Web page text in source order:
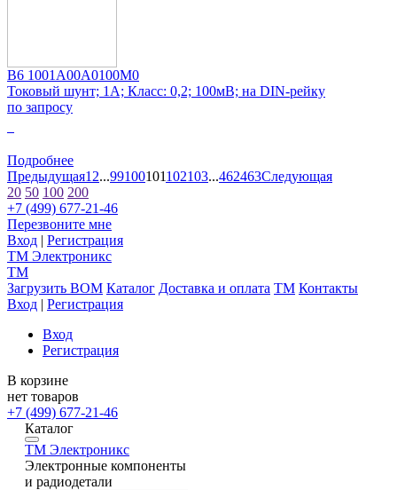
B6 1001A00A0100M0
Токовый шунт; 1А; Класс: 0,2; 100мВ; на DIN-рейку
по запросу
Подробнее
Предыдущая1 2...99100101102103...462463Следующая
20 50 100 200
+7 (499) 677-21-46
Перезвоните мне
Вход | Регистрация
TM Электроникс
TM
Загрузить BOM Каталог Доставка и оплата TM Контакты
Вход | Регистрация
Вход
Регистрация
В корзине
нет товаров
+7 (499) 677-21-46
Каталог
TM Электроникс
Электронные компоненты
и радиодетали